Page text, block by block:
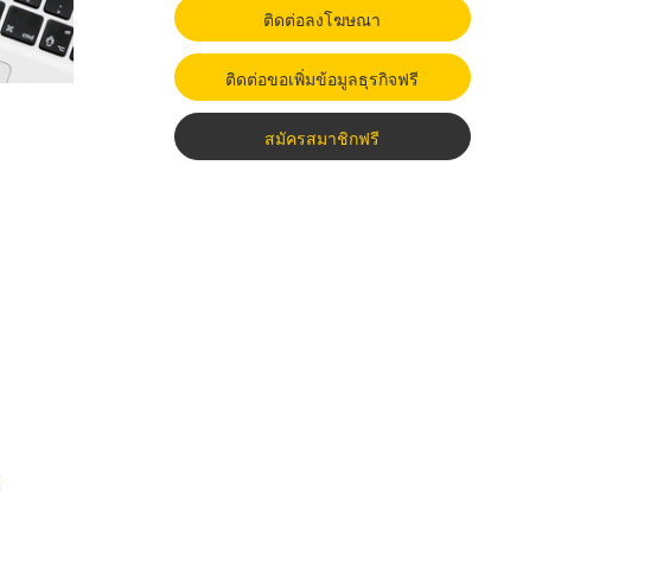
ติดต่อลงโฆษณา
ติดต่อขอเพิ่มข้อมูลธุรกิจฟรี
สมัครสมาชิกฟรี